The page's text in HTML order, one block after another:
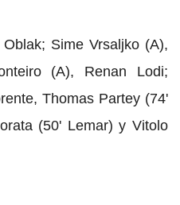
Sime Vrsaljko (A),
(A), Renan Lodi;
Thomas Partey (74'
(50' Lemar) y Vitolo